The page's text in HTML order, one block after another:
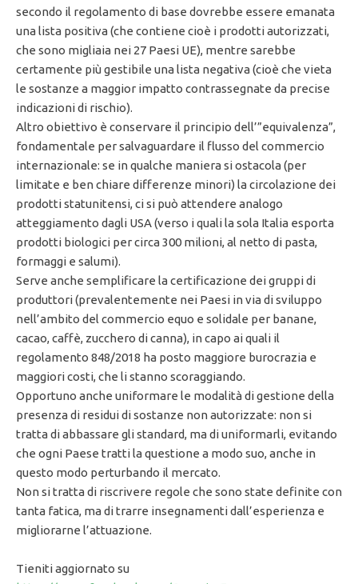
secondo il regolamento di base dovrebbe essere emanata
una lista positiva (che contiene cioè i prodotti autorizzati,
che sono migliaia nei 27 Paesi UE), mentre sarebbe
certamente più gestibile una lista negativa (cioè che vieta
le sostanze a maggior impatto contrassegnate da precise
indicazioni di rischio).
Altro obiettivo è conservare il principio dell’”equivalenza”,
fondamentale per salvaguardare il flusso del commercio
internazionale: se in qualche maniera si ostacola (per
limitate e ben chiare differenze minori) la circolazione dei
prodotti statunitensi, ci si può attendere analogo
atteggiamento dagli USA (verso i quali la sola Italia esporta
prodotti biologici per circa 300 milioni, al netto di pasta,
formaggi e salumi).
Serve anche semplificare la certificazione dei gruppi di
produttori (prevalentemente nei Paesi in via di sviluppo
nell’ambito del commercio equo e solidale per banane,
cacao, caffè, zucchero di canna), in capo ai quali il
regolamento 848/2018 ha posto maggiore burocrazia e
maggiori costi, che li stanno scoraggiando.
Opportuno anche uniformare le modalità di gestione della
presenza di residui di sostanze non autorizzate: non si
tratta di abbassare gli standard, ma di uniformarli, evitando
che ogni Paese tratti la questione a modo suo, anche in
questo modo perturbando il mercato.
Non si tratta di riscrivere regole che sono state definite con
tanta fatica, ma di trarre insegnamenti dall’esperienza e
migliorarne l’attuazione.
Tieniti aggiornato su